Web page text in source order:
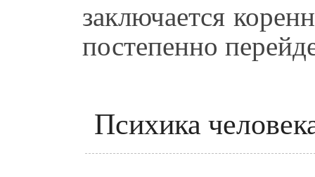
заключается
постепенно
Психика